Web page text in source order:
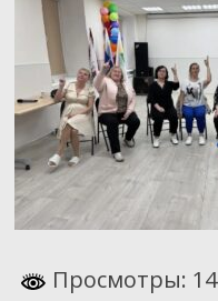
Просмотры: 14